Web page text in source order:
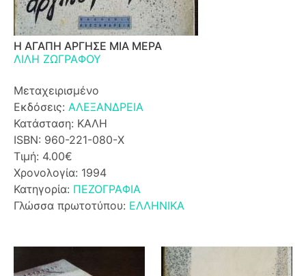
Η ΑΓΑΠΗ ΑΡΓΗΣΕ ΜΙΑ ΜΕΡΑ
ΛΙΛΗ ΖΩΓΡΑΦΟΥ
Μεταχειρισμένο
Εκδόσεις: ΑΛΕΞΑΝΔΡΕΙΑ
Κατάσταση: ΚΑΛΗ
ISBN: 960-221-080-Χ
Τιμή: 4.00€
Χρονολογία: 1994
Κατηγορία: ΠΕΖΟΓΡΑΦΙΑ
Γλώσσα πρωτοτύπου: ΕΛΛΗΝΙΚΑ